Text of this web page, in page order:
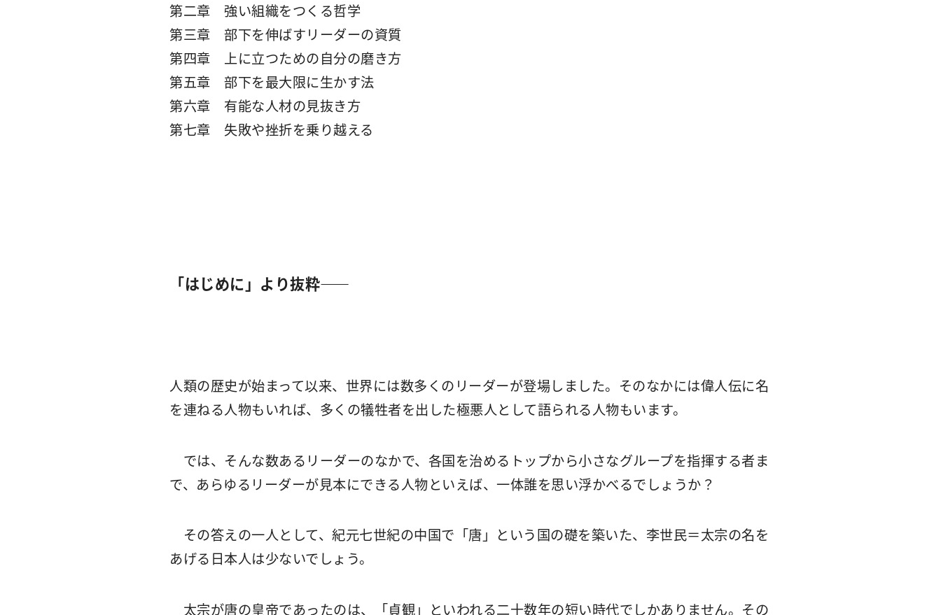
第二章 強い組織をつくる哲学
第三章 部下を伸ばすリーダーの資質
第四章 上に立つための自分の磨き方
第五章 部下を最大限に生かす法
第六章 有能な人材の見抜き方
第七章 失敗や挫折を乗り越える
「はじめに」より抜粋――
人類の歴史が始まって以来、世界には数多くのリーダーが登場しました。そのなかには偉人伝に名
を連ねる人物もいれば、多くの犠牲者を出した極悪人として語られる人物もいます。
では、そんな数あるリーダーのなかで、各国を治めるトップから小さなグループを指揮する者ま
で、あらゆるリーダーが見本にできる人物といえば、一体誰を思い浮かべるでしょうか？
その答えの一人として、紀元七世紀の中国で「唐」という国の礎を築いた、李世民＝太宗の名を
あげる日本人は少ないでしょう。
太宗が唐の皇帝であったのは、「貞観」といわれる二十数年の短い時代でしかありません。その